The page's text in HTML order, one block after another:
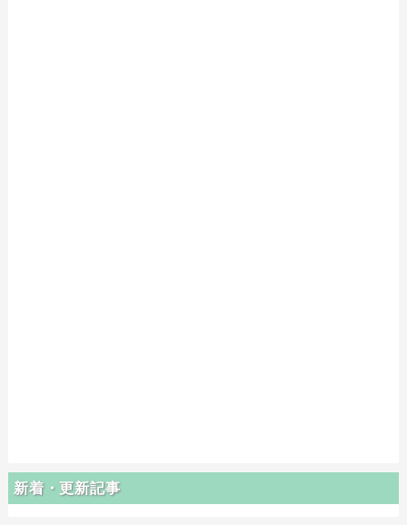
新着・更新記事